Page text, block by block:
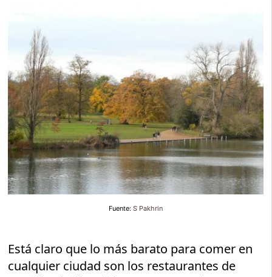
Fuente: S Pakhrin
Está claro que lo más barato para comer en
cualquier ciudad son los restaurantes de